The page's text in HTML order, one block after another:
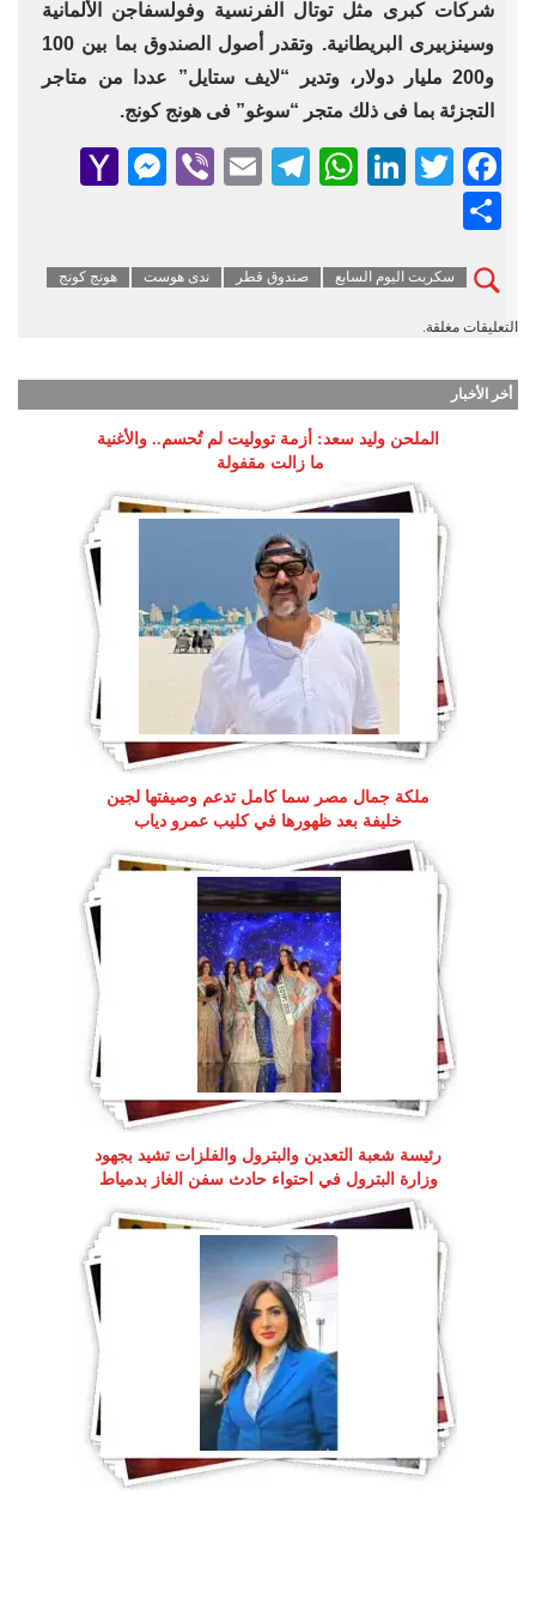
شركات كبرى مثل توتال الفرنسية وفولسفاجن الألمانية
وسينزبيرى البريطانية. وتقدر أصول الصندوق بما بين 100
و200 مليار دولار، وتدير “لايف ستايل” عددا من متاجر
التجزئة بما فى ذلك متجر “سوغو” فى هونج كونج.
Facebook
Twitter
LinkedIn
WhatsApp
Telegram
Email
Viber
سكربت اليوم السابع صندوق قطر ندى هوست هونج كونج
التعليقات مغلقة.
أخر الأخبار
الملحن وليد سعد: أزمة تووليت لم تُحسم.. والأغنية
ما زالت مقفولة
ملكة جمال مصر سما كامل تدعم وصيفتها لجين
خليفة بعد ظهورها في كليب عمرو دياب
رئيسة شعبة التعدين والبترول والفلزات تشيد بجهود
وزارة البترول في احتواء حادث سفن الغاز بدمياط